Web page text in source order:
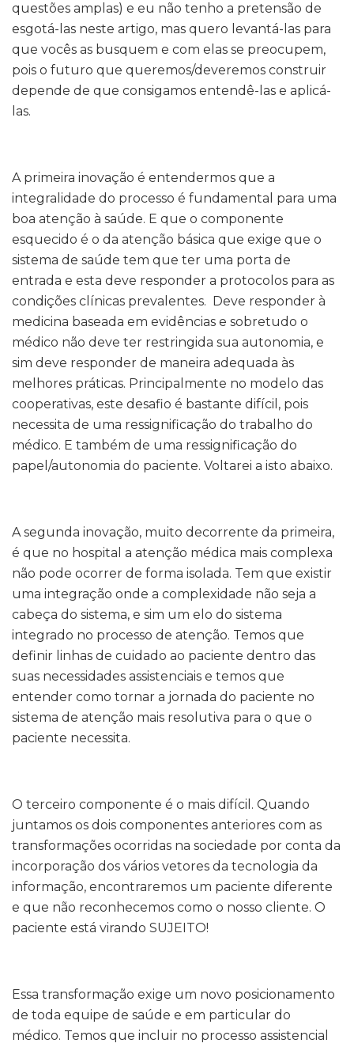
questões amplas) e eu não tenho a pretensão de
esgotá-las neste artigo, mas quero levantá-las para
que vocês as busquem e com elas se preocupem,
pois o futuro que queremos/deveremos construir
depende de que consigamos entendê-las e aplicá-
las.
A primeira inovação é entendermos que a
integralidade do processo é fundamental para uma
boa atenção à saúde. E que o componente
esquecido é o da atenção básica que exige que o
sistema de saúde tem que ter uma porta de
entrada e esta deve responder a protocolos para as
condições clínicas prevalentes. Deve responder à
medicina baseada em evidências e sobretudo o
médico não deve ter restringida sua autonomia, e
sim deve responder de maneira adequada às
melhores práticas. Principalmente no modelo das
cooperativas, este desafio é bastante difícil, pois
necessita de uma ressignificação do trabalho do
médico. E também de uma ressignificação do
papel/autonomia do paciente. Voltarei a isto abaixo.
A segunda inovação, muito decorrente da primeira,
é que no hospital a atenção médica mais complexa
não pode ocorrer de forma isolada. Tem que existir
uma integração onde a complexidade não seja a
cabeça do sistema, e sim um elo do sistema
integrado no processo de atenção. Temos que
definir linhas de cuidado ao paciente dentro das
suas necessidades assistenciais e temos que
entender como tornar a jornada do paciente no
sistema de atenção mais resolutiva para o que o
paciente necessita.
O terceiro componente é o mais difícil. Quando
juntamos os dois componentes anteriores com as
transformações ocorridas na sociedade por conta da
incorporação dos vários vetores da tecnologia da
informação, encontraremos um paciente diferente
e que não reconhecemos como o nosso cliente. O
paciente está virando SUJEITO!
Essa transformação exige um novo posicionamento
de toda equipe de saúde e em particular do
médico. Temos que incluir no processo assistencial